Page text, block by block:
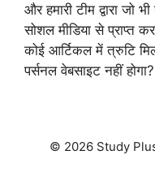
और हमारी टीम द्वारा जो
सोशल मीडिया से प्राप्त
कोई आर्टिकल में त्रुटि
पर्सनल वेबसाइट नहीं होगा?
© 2026 Study